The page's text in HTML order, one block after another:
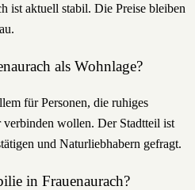
ist aktuell stabil. Die Preise bleiben
als Wohnlage?
für Personen, die ruhiges
wollen. Der Stadtteil ist
und Naturliebhabern gefragt.
in Frauenaurach?